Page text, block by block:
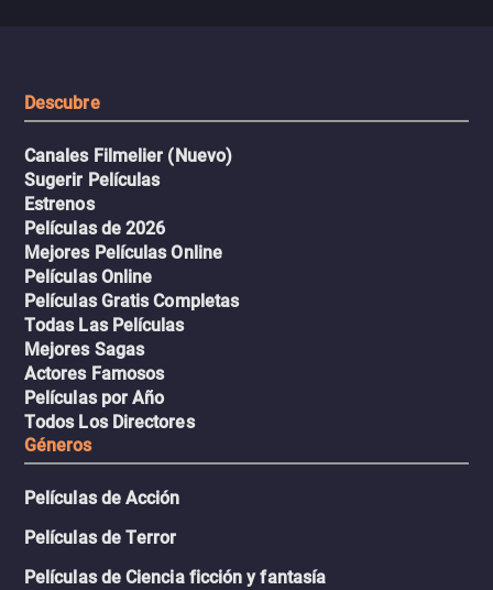
Descubre
Canales Filmelier (Nuevo)
Sugerir Películas
Estrenos
Películas de 2026
Mejores Películas Online
Películas Online
Películas Gratis Completas
Todas Las Películas
Mejores Sagas
Actores Famosos
Películas por Año
Todos Los Directores
Géneros
Películas de Acción
Películas de Terror
Películas de Ciencia ficción y fantasía